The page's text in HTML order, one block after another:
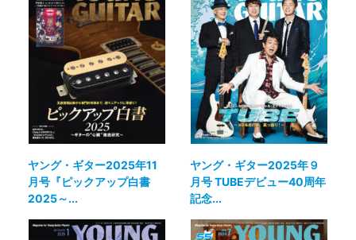
ヤング・ギター2025年11
月号『ピックアップ白書
2025～...
ヤング・ギター2025年９
月号 TUBEデビュー40周年
記念...